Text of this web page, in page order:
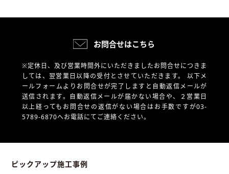
お問合せはこちら
※定休日、及び営業時間外にいただきましたお問合せにつきま
しては、翌営業日以降の受付とさせていただきます。 以下メ
ールフォームよりお問合せが完了しますと自動返信メールが
送信されます。自動返信メールが届かない場合や、
２営業日
以上経ってもお問合せの返信がない場合はお手数ですが03-
5789-6870へお電話にてご連絡ください。
ピックアップ施工事例